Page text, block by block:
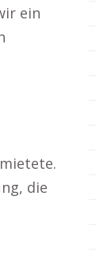
ein
die